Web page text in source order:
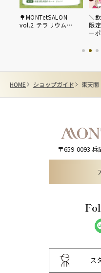
🌳MONTetSALON
vol.2 テラリウム…
＼
限
ー
HOME ショップガイド 東天
〒659-0093 兵
ス